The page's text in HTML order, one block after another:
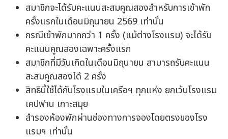
สมาชิกจะได้รับคะแนนสะสมคูณสองสำหรับการเข้าพัก
ครั้งแรกในเดือนมิถุนายน 2569 เท่านั้น
กรณีเข้าพักมากกว่า 1 ครั้ง (แม้ต่างโรงแรม) จะได้รับ
คะแนนคูณสองเฉพาะครั้งแรก
สมาชิกที่มีวันเกิดในเดือนมิถุนายน สามารถรับคะแนน
สะสมคูณสองได้ 2 ครั้ง
สิทธินี้ใช้ได้กับโรงแรมในเครือฯ ทุกแห่ง ยกเว้นโรงแรม
เคปฟาน เกาะสมุย
สำรองห้องพักผ่านช่องทางการจองโดยตรงของโรง
แรมฯ เท่านั้น